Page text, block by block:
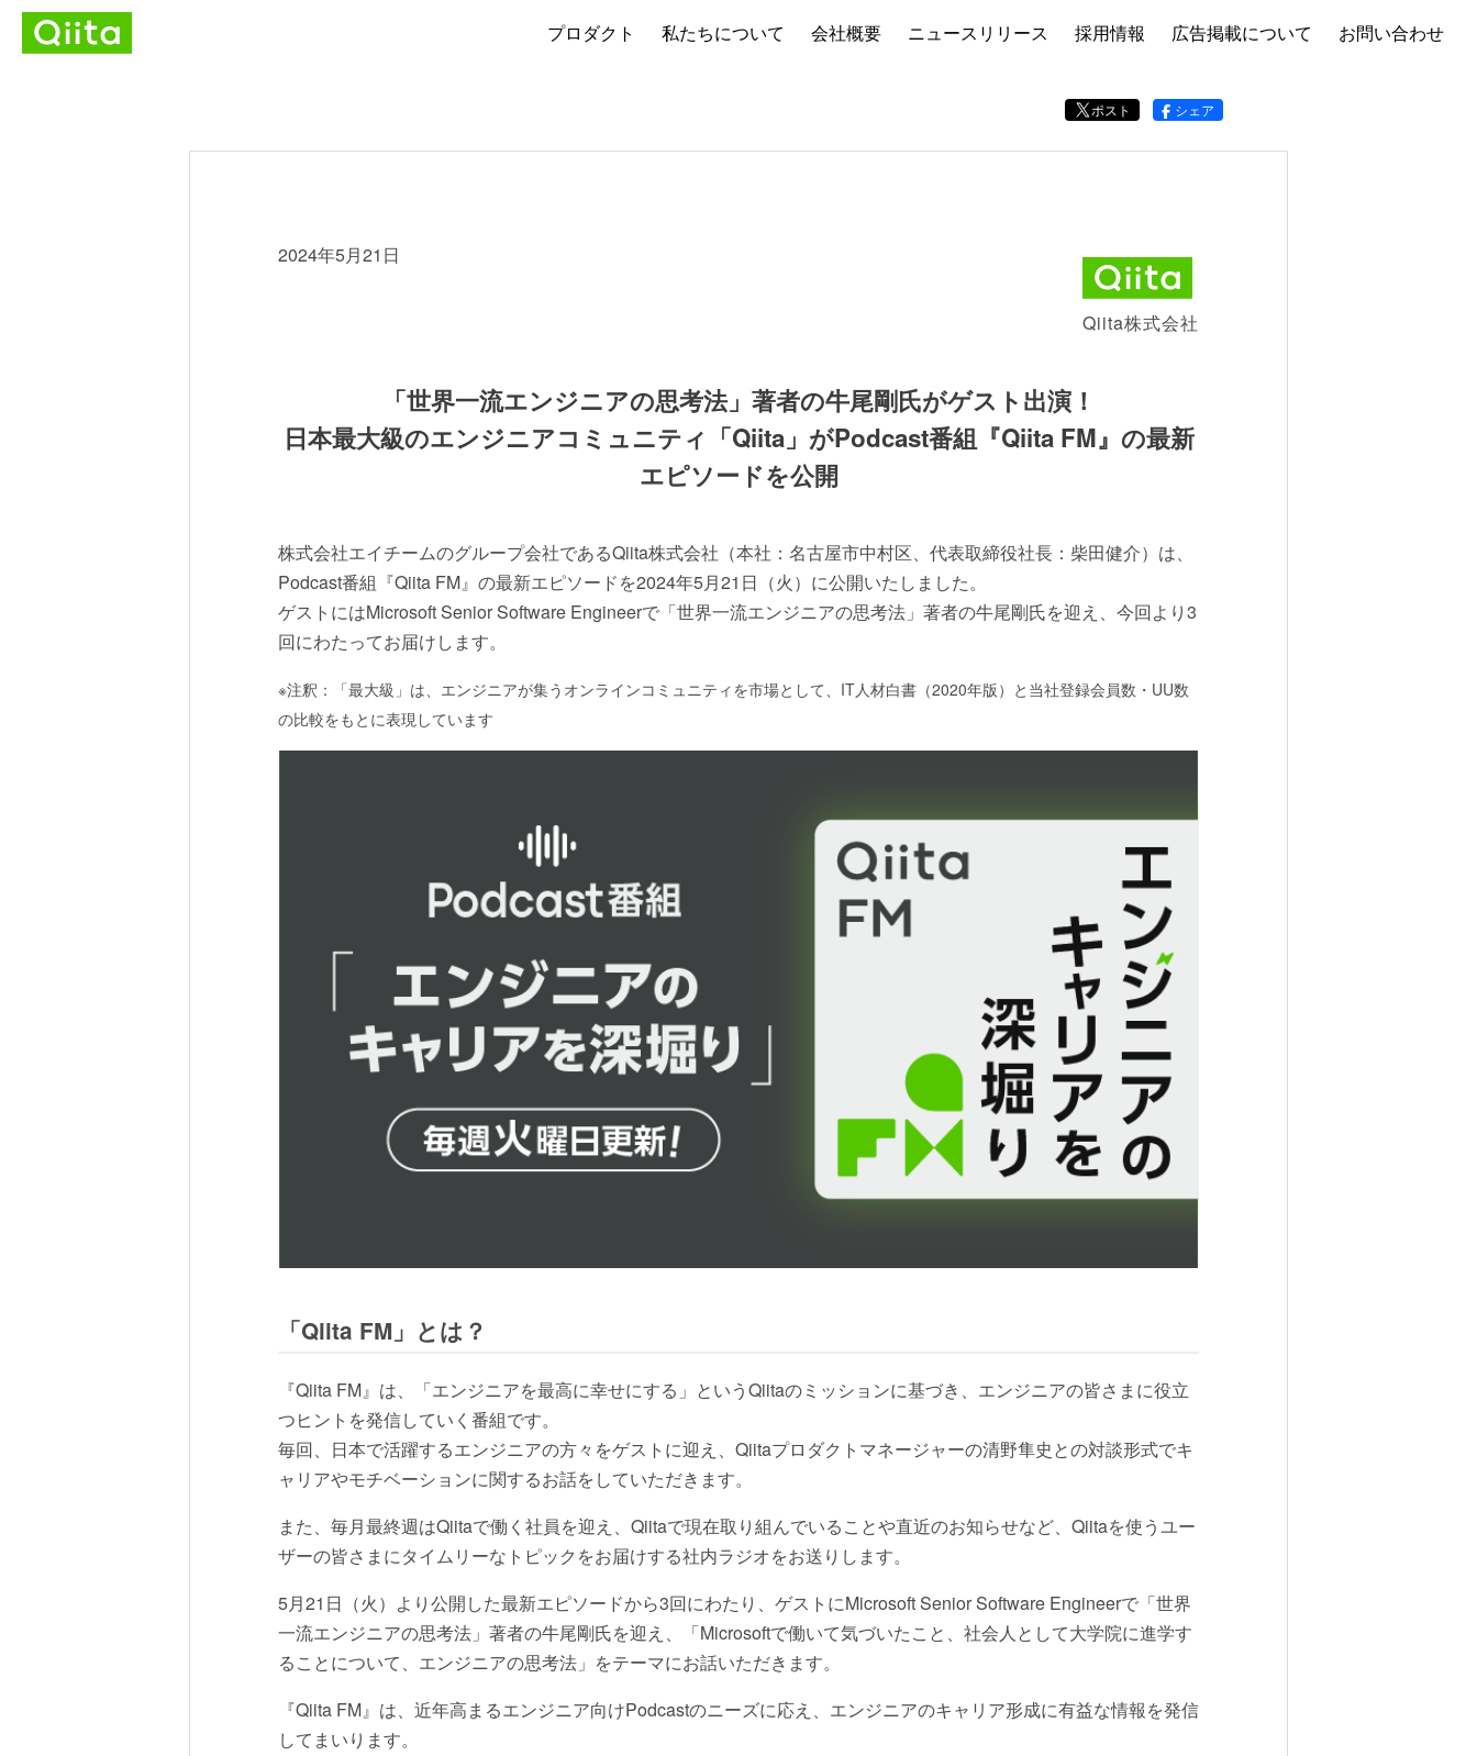
プロダクト 私たちについて 会社概要 ニュースリリース 採用情報 広告掲載について お問い合わせ
ポスト シェア
2024年5月21日
Qiita株式会社
「世界一流エンジニアの思考法」著者の牛尾剛氏がゲスト出演！
日本最大級のエンジニアコミュニティ「Qiita」がPodcast番組『Qiita FM』の最新
エピソードを公開
株式会社エイチームのグループ会社であるQiita株式会社（本社：名古屋市中村区、代表取締役社長：柴田健介）は、
Podcast番組『Qiita FM』の最新エピソードを2024年5月21日（火）に公開いたしました。
ゲストにはMicrosoft Senior Software Engineerで「世界一流エンジニアの思考法」著者の牛尾剛氏を迎え、今回より3
回にわたってお届けします。
※注釈：「最大級」は、エンジニアが集うオンラインコミュニティを市場として、IT人材白書（2020年版）と当社登録会員数・UU数
の比較をもとに表現しています
「Qiita FM」とは？
『Qiita FM』は、「エンジニアを最高に幸せにする」というQiitaのミッションに基づき、エンジニアの皆さまに役立
つヒントを発信していく番組です。
毎回、日本で活躍するエンジニアの方々をゲストに迎え、Qiitaプロダクトマネージャーの清野隼史との対談形式でキ
ャリアやモチベーションに関するお話をしていただきます。
また、毎月最終週はQiitaで働く社員を迎え、Qiitaで現在取り組んでいることや直近のお知らせなど、Qiitaを使うユー
ザーの皆さまにタイムリーなトピックをお届けする社内ラジオをお送りします。
5月21日（火）より公開した最新エピソードから3回にわたり、ゲストにMicrosoft Senior Software Engineerで「世界
一流エンジニアの思考法」著者の牛尾剛氏を迎え、「Microsoftで働いて気づいたこと、社会人として大学院に進学す
ることについて、エンジニアの思考法」をテーマにお話いただきます。
『Qiita FM』は、近年高まるエンジニア向けPodcastのニーズに応え、エンジニアのキャリア形成に有益な情報を発信
してまいります。